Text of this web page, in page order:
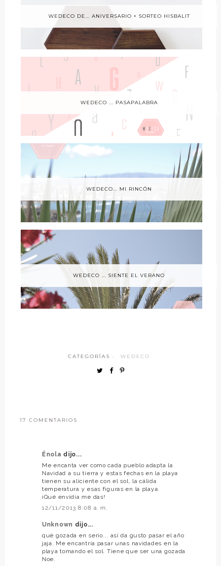
WEDECO DE... ANIVERSARIO + SORTEO HISBALIT
WEDECO ... PASAPALABRA
WEDECO... MI RINCÓN
WEDECO ... SIENTE EL VERANO
CATEGORÍAS · WEDECO
17 COMENTARIOS
Énola dijo...
Me encanta ver como cada pueblo adapta la
Navidad a su tierra y estas fechas en la playa
tienen su aliciente con el sol, la cálida
temperatura y esas figuras en la playa.
¡Qué envidia me das!
12/11/2013 8:08 a. m.
Unknown dijo...
qué gozada en serio... así da gusto pasar el año
jaja. Me encantría pasar unas navidades en la
playa tomando el sol. Tiene que ser una gozada
Noe.